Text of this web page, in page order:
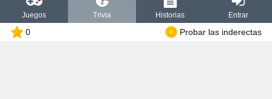
Juegos Trivia Historias Entrar
0 Probar las inderectas